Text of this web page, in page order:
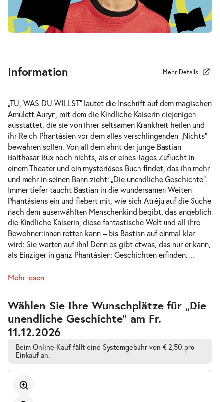
Die unendliche Geschichte-
Fr.
02.10.2026
Fr. 02.10.2026
Tickets
Die unendliche Geschichte-
Fr.
02.10.2026
Fr. 02.10.2026
16:00–18:00 Uhr
Tickets
Die unendliche Geschichte-
Mi.
11.11.2026
Mi. 11.11.2026
10:30–12:30 Uhr
Tickets
Mi.
11.11.2026
Mi. 11.11.2026
16:00–18:00 Uhr
Tickets
Information Mehr Details
„TU, WAS DU WILLST“ lautet die Inschrift auf dem magischen
Amulett Auryn, mit dem die Kindliche Kaiserin diejenigen
ausstattet, die sie von ihrer seltsamen Krankheit heilen und
ihr Reich Phantásien vor dem alles verschlingenden „Nichts“
bewahren sollen. Von all dem ahnt der junge Bastian
Balthasar Bux noch nichts, als er eines Tages Zuflucht in
einem Theater und ein mysteriöses Buch findet, das ihn mehr
und mehr in seinen Bann zieht: „Die unendliche Geschichte“.
Immer tiefer taucht Bastian in die wundersamen Weiten
Phantásiens ein und fiebert mit, wie sich Atréju auf die Suche
nach dem auserwählten Menschenkind begibt, das angeblich
die Kindliche Kaiserin, diese fantastische Welt und all ihre
Bewohner:innen retten kann – bis Bastian auf einmal klar
wird: Sie warten auf ihn! Denn es gibt etwas, das nur er kann,
als Einziger in ganz Phantásien: Geschichten erfinden.…
Mehr lesen
Wählen Sie Ihre Wunschplätze für „Die
unendliche Geschichte” am Fr.
11.12.2026
Beim Online-Kauf fällt eine Systemgebühr von € 2,50 pro
Einkauf an.
Zur
barrierefreien
automatischen
Bestplatzwahl